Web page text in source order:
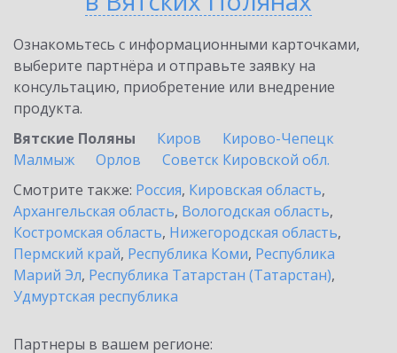
Ознакомьтесь с информационными карточками,
выберите партнёра и отправьте заявку на
консультацию, приобретение или внедрение
продукта.
Вятские Поляны
Киров
Кирово-Чепецк
Малмыж
Орлов
Советск Кировской обл.
Смотрите также: Россия, Кировская область,
Архангельская область, Вологодская область,
Костромская область, Нижегородская область,
Пермский край, Республика Коми, Республика
Марий Эл, Республика Татарстан (Татарстан),
Удмуртская республика
Партнеры в вашем регионе: